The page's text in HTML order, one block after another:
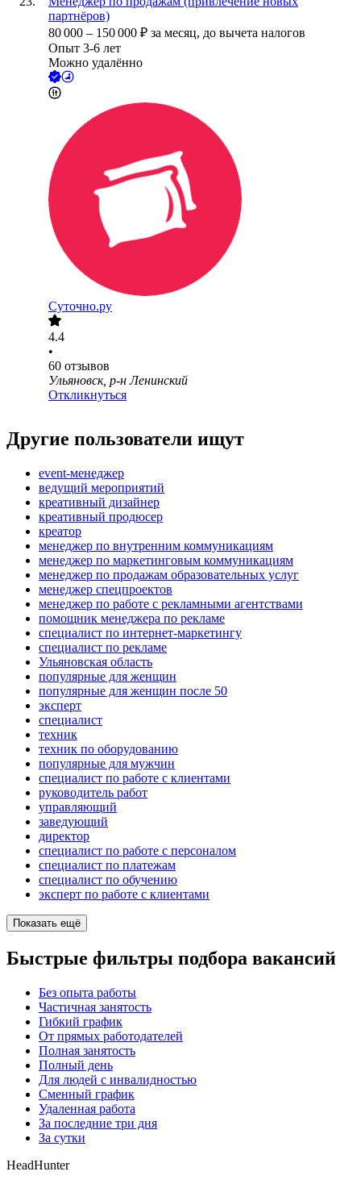
партнёров)
80 000 – 150 000 ₽ за месяц, до вычета налогов
Опыт 3-6 лет
Можно удалённо
Суточно.ру
4.4
•
60 отзывов
Ульяновск, р-н Ленинский
Откликнуться
Другие пользователи ищут
event-менеджер
ведущий мероприятий
креативный дизайнер
креативный продюсер
креатор
менеджер по внутренним коммуникациям
менеджер по маркетинговым коммуникациям
менеджер по продажам образовательных услуг
менеджер спецпроектов
менеджер по работе с рекламными агентствами
помощник менеджера по рекламе
специалист по интернет-маркетингу
специалист по рекламе
Ульяновская область
популярные для женщин
популярные для женщин после 50
эксперт
специалист
техник
техник по оборудованию
популярные для мужчин
специалист по работе с клиентами
руководитель работ
управляющий
заведующий
директор
специалист по работе с персоналом
специалист по платежам
специалист по обучению
эксперт по работе с клиентами
Показать ещё
Быстрые фильтры подбора вакансий
Без опыта работы
Частичная занятость
Гибкий график
От прямых работодателей
Полная занятость
Полный день
Для людей с инвалидностью
Сменный график
Удаленная работа
За последние три дня
За сутки
HeadHunter